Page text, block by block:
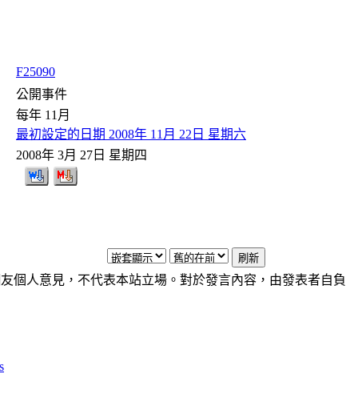
F25090
公開事件
每年 11月
最初設定的日期 2008年 11月 22日 星期六
2008年 3月 27日 星期四
個人意見，不代表本站立場。對於發言內容，由發表者自負